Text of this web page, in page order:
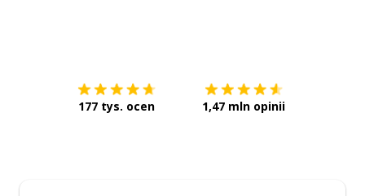
177 tys. ocen 1,47 mln opinii